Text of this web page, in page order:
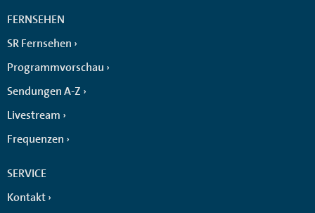
FERNSEHEN
SR Fernsehen
Programmvorschau
Sendungen A-Z
Livestream
Frequenzen
SERVICE
Kontakt